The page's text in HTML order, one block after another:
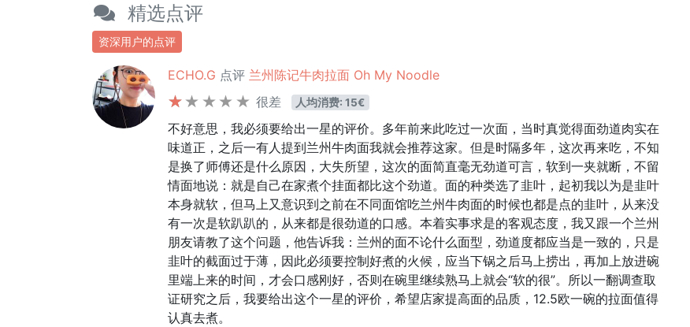
精选点评
资深用户的点评
ECHO.G 点评 兰州陈记牛肉拉面 Oh My Noodle
很差
人均消费: 15€
不好意思，我必须要给出一星的评价。多年前来此吃过一次面，当时真觉得面劲道肉实在
味道正，之后一有人提到兰州牛肉面我就会推荐这家。但是时隔多年，这次再来吃，不知
是换了师傅还是什么原因，大失所望，这次的面简直毫无劲道可言，软到一夹就断，不留
情面地说：就是自己在家煮个挂面都比这个劲道。面的种类选了韭叶，起初我以为是韭叶
本身就软，但马上又意识到之前在不同面馆吃兰州牛肉面的时候也都是点的韭叶，从来没
有一次是软趴趴的，从来都是很劲道的口感。本着实事求是的客观态度，我又跟一个兰州
朋友请教了这个问题，他告诉我：兰州的面不论什么面型，劲道度都应当是一致的，只是
韭叶的截面过于薄，因此必须要控制好煮的火候，应当下锅之后马上捞出，再加上放进碗
里端上来的时间，才会口感刚好，否则在碗里继续熟马上就会“软的很”。所以一翻调查取
证研究之后，我要给出这个一星的评价，希望店家提高面的品质，12.5欧一碗的拉面值得
认真去煮。